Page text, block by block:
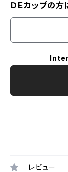
ＤＥカップの
レビュー